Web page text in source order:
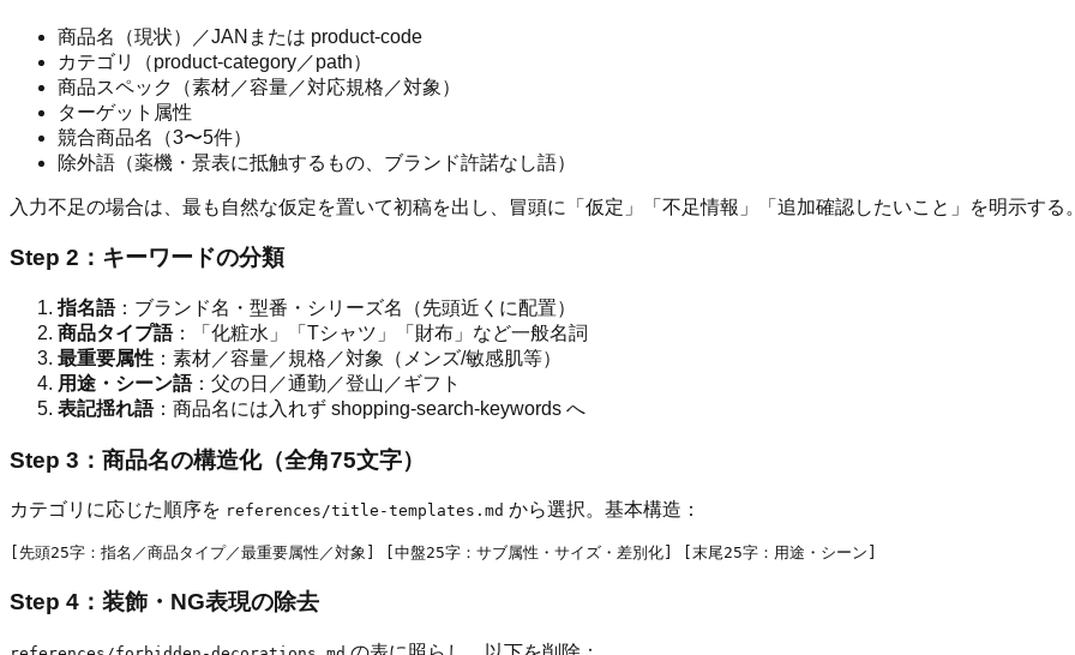
商品名（現状）／JANまたは product-code
カテゴリ（product-category／path）
商品スペック（素材／容量／対応規格／対象）
ターゲット属性
競合商品名（3〜5件）
除外語（薬機・景表に抵触するもの、ブランド許諾なし語）
入力不足の場合は、最も自然な仮定を置いて初稿を出し、冒頭に「仮定」「不足情報」「追加確認したいこと」を明示する
Step 2：キーワードの分類
指名語：ブランド名・型番・シリーズ名（先頭近くに配置）
商品タイプ語：「化粧水」「Tシャツ」「財布」など一般名詞
最重要属性 ：素材／容量／規格／対象（メンズ/敏感肌等）
用途・シーン語：父の日／通勤／登山／ギフト
表記揺れ語：商品名には入れず shopping-search-keywords へ
Step 3：商品名の構造化（全角75文字）
カテゴリに応じた順序を references/title-templates.md から選択。基本構造：
Step 4：装飾・NG表現の除去